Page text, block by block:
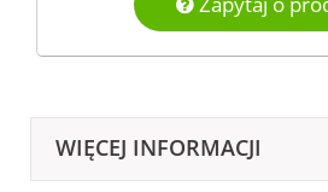
WIĘCEJ INFORMACJI